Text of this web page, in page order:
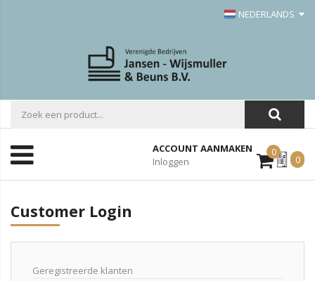
NEDERLANDS
ACCOUNT AANMAKEN
Inloggen
0Mijn
Offerte
0
Customer Login
Geregistreerde klanten